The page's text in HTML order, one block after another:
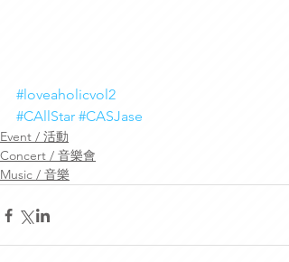
#loveaholicvol2
#CAllStar #CASJase
Event / 活動
Concert / 音樂會
Music / 音樂